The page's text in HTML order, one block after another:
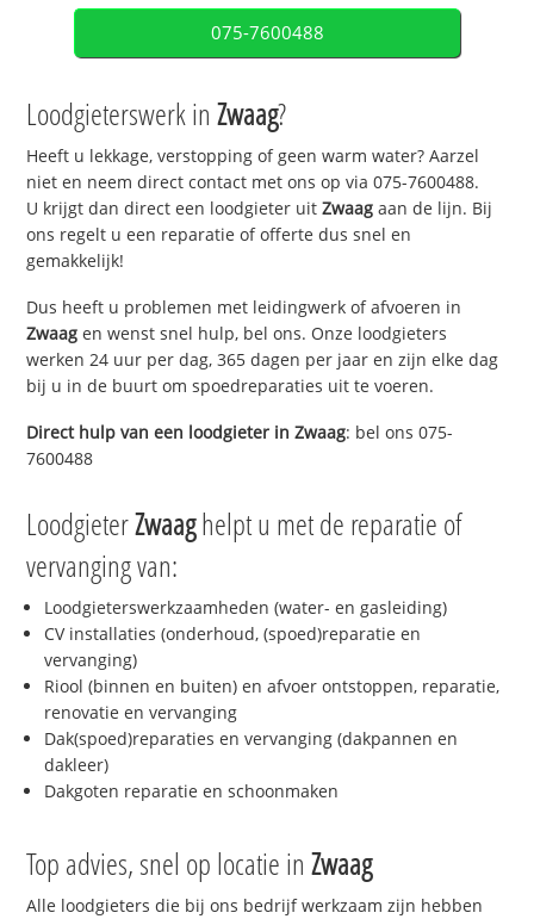
075-7600488
Loodgieterswerk inZwaag?
Heeft u lekkage, verstopping of geen warm water? Aarzel
niet en neem direct contact met ons op via 075-7600488.
U krijgt dan direct een loodgieter uitZwaag aan de lijn. Bij
ons regelt u een reparatie of offerte dus snel en
gemakkelijk!
Dus heeft u problemen met leidingwerk of afvoeren in
Zwaag en wenst snel hulp, bel ons. Onze loodgieters
werken 24 uur per dag, 365 dagen per jaar en zijn elke dag
bij u in de buurt om spoedreparaties uit te voeren.
Direct hulp van een loodgieter inZwaag: bel ons 075-
7600488
LoodgieterZwaaghelpt u met de reparatie of
vervanging van:
Loodgieterswerkzaamheden (water- en gasleiding)
CV installaties (onderhoud, (spoed)reparatie en
vervanging)
Riool (binnen en buiten) en afvoer ontstoppen, reparatie,
renovatie en vervanging
Dak(spoed)reparaties en vervanging (dakpannen en
dakleer)
Dakgoten reparatie en schoonmaken
Top advies, snel op locatie inZwaag
Alle loodgieters die bij ons bedrijf werkzaam zijn hebben